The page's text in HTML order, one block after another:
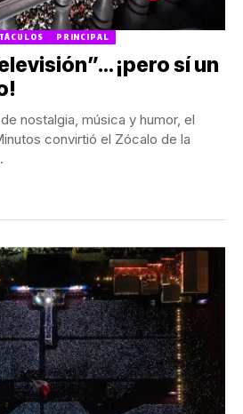
PRINCIPAL
¡pero sí un
nostalgia, música y humor, el
convirtió el Zócalo de la